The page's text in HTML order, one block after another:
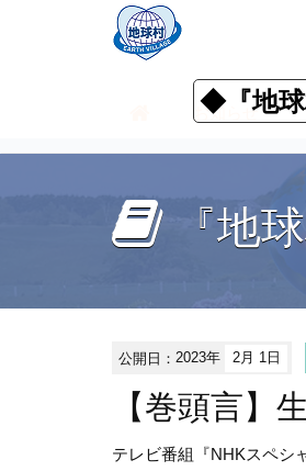
◆『地
お知らせ
『地
公開日：2023年 2月 1日
【巻頭言】
テレビ番組『NHKスペシ